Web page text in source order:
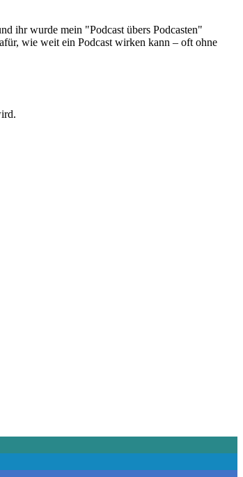
ihr wurde mein "Podcast übers Podcasten"
wie weit ein Podcast wirken kann – oft ohne